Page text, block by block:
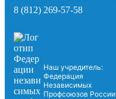
8 (812) 269-57-58
Наш учредитель:
Федерация
Независимых
Профсоюзов России